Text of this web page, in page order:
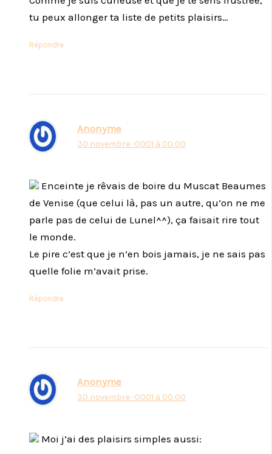
tu peux allonger ta liste de petits plaisirs…
Répondre
Anonyme
30 novembre -0001 à 00:00
Enceinte je rêvais de boire du Muscat Beaumes
de Venise (que celui là, pas un autre, qu’on ne me
parle pas de celui de Lunel^^), ça faisait rire tout
le monde.
Le pire c’est que je n’en bois jamais, je ne sais pas
quelle folie m’avait prise.
Répondre
Anonyme
30 novembre -0001 à 00:00
Moi j’ai des plaisirs simples aussi: